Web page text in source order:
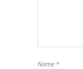
Name *